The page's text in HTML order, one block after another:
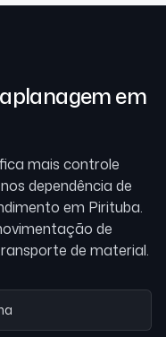
em
mais controle
dependência de
em Pirituba.
de
de material.